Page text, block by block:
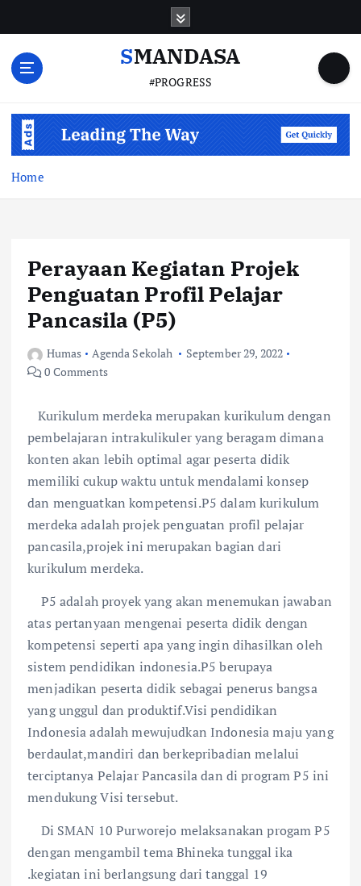
SMANDASA
#PROGRESS
Home
Perayaan Kegiatan Projek
Penguatan Profil Pelajar
Pancasila (P5)
Humas Agenda Sekolah
September 29, 2022
0 Comments
Kurikulum merdeka merupakan kurikulum dengan
pembelajaran intrakulikuler yang beragam dimana
konten akan lebih optimal agar peserta didik
memiliki cukup waktu untuk mendalami konsep
dan menguatkan kompetensi.P5 dalam kurikulum
merdeka adalah projek penguatan profil pelajar
pancasila,projek ini merupakan bagian dari
kurikulum merdeka.
P5 adalah proyek yang akan menemukan jawaban
atas pertanyaan mengenai peserta didik dengan
kompetensi seperti apa yang ingin dihasilkan oleh
sistem pendidikan indonesia.P5 berupaya
menjadikan peserta didik sebagai penerus bangsa
yang unggul dan produktif.Visi pendidikan
Indonesia adalah mewujudkan Indonesia maju yang
berdaulat,mandiri dan berkepribadian melalui
terciptanya Pelajar Pancasila dan di program P5 ini
mendukung Visi tersebut.
Di SMAN 10 Purworejo melaksanakan progam P5
dengan mengambil tema Bhineka tunggal ika
.kegiatan ini berlangsung dari tanggal 19